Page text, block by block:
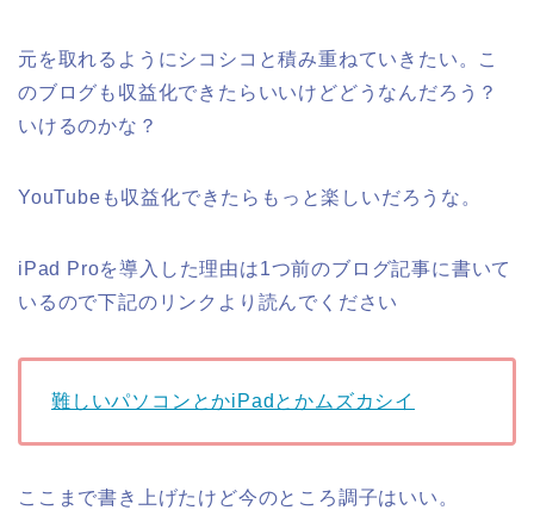
元を取れるようにシコシコと積み重ねていきたい。こ
のブログも収益化できたらいいけどどうなんだろう？
いけるのかな？
YouTubeも収益化できたらもっと楽しいだろうな。
iPad Proを導入した理由は1つ前のブログ記事に書いて
いるので下記のリンクより読んでください
難しいパソコンとかiPadとかムズカシイ
ここまで書き上げたけど今のところ調子はいい。